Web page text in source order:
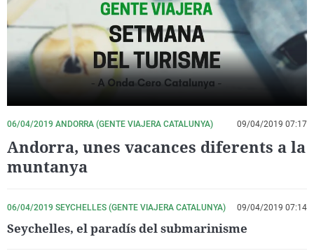
La rosa de los vientos
Gente viajera
Como el perro y el
Caso
Retornados
Equipo de
Operación Viuda
Extremadura
Galicia
La Rioja
Navarra
País Vasco
Virales
Televisión
Elecciones
06/04/2019 ANDORRA (GENTE VIAJERA CATALUNYA) 09/04/2019 07:17
Andorra, unes vacances diferents a la
muntanya
06/04/2019 SEYCHELLES (GENTE VIAJERA CATALUNYA) 09/04/2019 07:14
Seychelles, el paradís del submarinisme